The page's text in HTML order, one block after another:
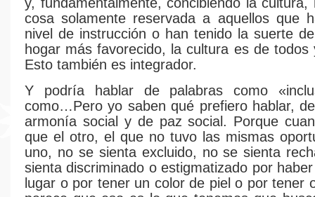
cosa solamente reservada a aquellos que
nivel de instrucción o han tenido la suerte
hogar más favorecido, la cultura es de todos
Esto también es integrador.
Y podría hablar de palabras como
como…Pero yo saben qué prefiero hablar,
armonía social y de paz social. Porque
que el otro, el que no tuvo las mismas
uno, no se sienta excluido, no se sienta
sienta discriminado o estigmatizado por
lugar o por tener un color de piel o por tener